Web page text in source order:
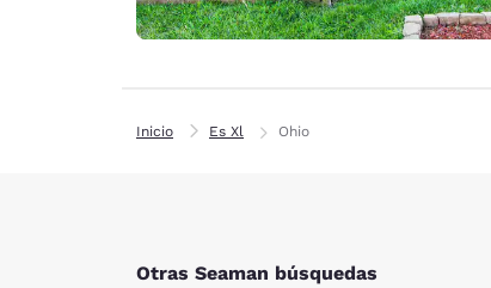
Inicio Es Xl Ohio
Otras Seaman búsquedas